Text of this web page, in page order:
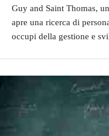
Guy and Saint Thomas,
apre una ricerca di
occupi della gestione e